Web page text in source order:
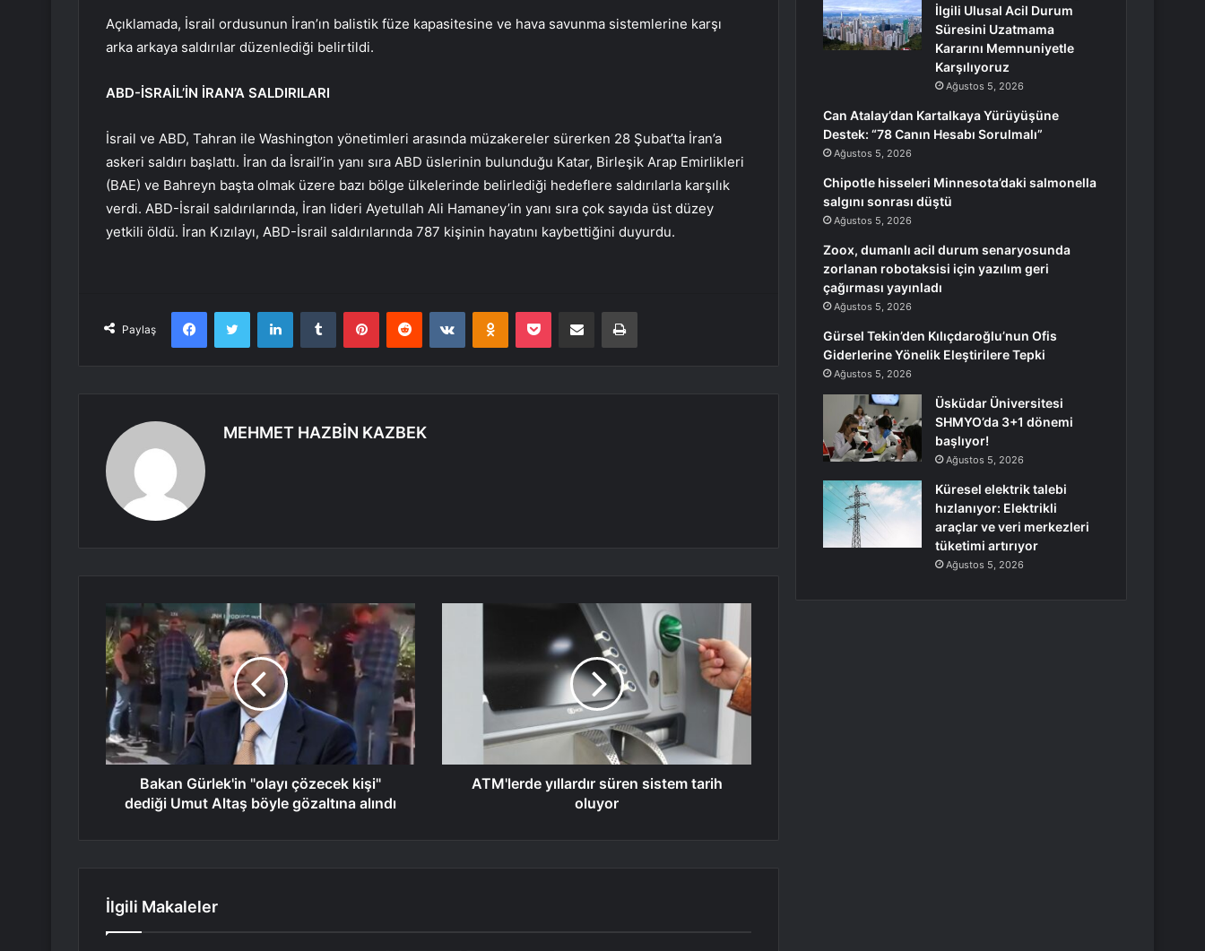
Açıklamada, İsrail ordusunun İran’ın balistik füze kapasitesine ve hava savunma sistemlerine karşı
arka arkaya saldırılar düzenlediği belirtildi.
ABD-İSRAİL’İN İRAN’A SALDIRILARI
İsrail ve ABD, Tahran ile Washington yönetimleri arasında müzakereler sürerken 28 Şubat’ta İran’a
askeri saldırı başlattı. İran da İsrail’in yanı sıra ABD üslerinin bulunduğu Katar, Birleşik Arap Emirlikleri
(BAE) ve Bahreyn başta olmak üzere bazı bölge ülkelerinde belirlediği hedeflere saldırılarla karşılık
verdi. ABD-İsrail saldırılarında, İran lideri Ayetullah Ali Hamaney’in yanı sıra çok sayıda üst düzey
yetkili öldü. İran Kızılayı, ABD-İsrail saldırılarında 787 kişinin hayatını kaybettiğini duyurdu.
Paylaş
FacebookTwitter LinkedInTumblr PinterestReddit VKontakteOdnoklassniki
Pocket E-Posta ile paylaş Yazdır
MEHMET HAZBİN KAZBEK
Bakan Gürlek'in "olayı çözecek kişi"
dediği Umut Altaş böyle gözaltına alındı
ATM'lerde yıllardır süren sistem tarih
oluyor
İlgili Makaleler
İlgili Ulusal Acil Durum
Süresini Uzatmama
Kararını Memnuniyetle
Karşılıyoruz
Ağustos 5, 2026
Can Atalay’dan Kartalkaya Yürüyüşüne
Destek: “78 Canın Hesabı Sorulmalı”
Ağustos 5, 2026
Chipotle hisseleri Minnesota’daki salmonella
salgını sonrası düştü
Ağustos 5, 2026
Zoox, dumanlı acil durum senaryosunda
zorlanan robotaksisi için yazılım geri
çağırması yayınladı
Ağustos 5, 2026
Gürsel Tekin’den Kılıçdaroğlu’nun Ofis
Giderlerine Yönelik Eleştirilere Tepki
Ağustos 5, 2026
Üsküdar Üniversitesi
SHMYO’da 3+1 dönemi
başlıyor!
Ağustos 5, 2026
Küresel elektrik talebi
hızlanıyor: Elektrikli
araçlar ve veri merkezleri
tüketimi artırıyor
Ağustos 5, 2026